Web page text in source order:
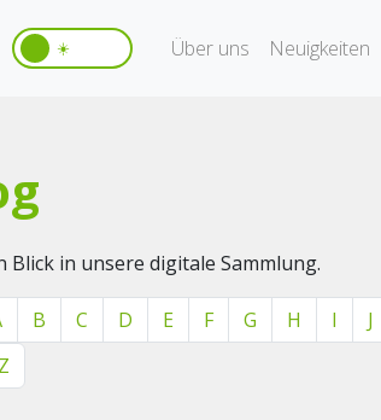
☀️ Über uns Neuigkeiten
Blick in unsere digitale Sammlung.
B C D E F G H I J
Z